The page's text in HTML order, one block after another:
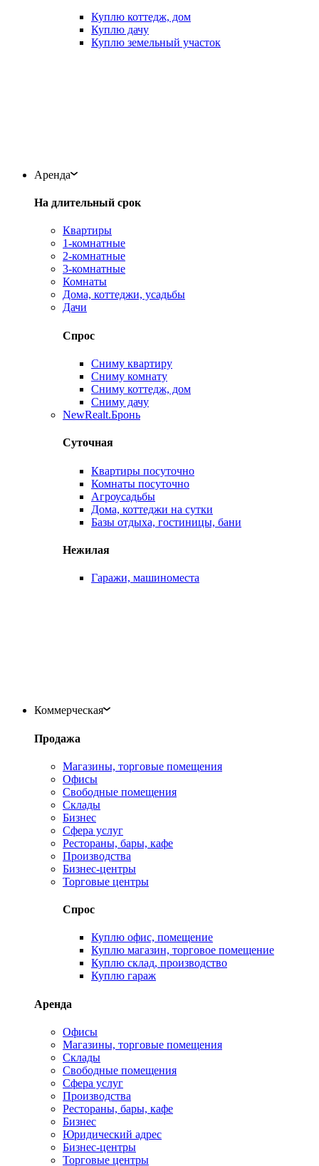
Куплю коттедж, дом
Куплю дачу
Куплю земельный участок
Аренда
На длительный срок
Квартиры
1-комнатные
2-комнатные
3-комнатные
Комнаты
Дома, коттеджи, усадьбы
Дачи
Спрос
Сниму квартиру
Сниму комнату
Сниму коттедж, дом
Сниму дачу
NewRealt.Бронь
Суточная
Квартиры посуточно
Комнаты посуточно
Агроусадьбы
Дома, коттеджи на сутки
Базы отдыха, гостиницы, бани
Нежилая
Гаражи, машиноместа
Коммерческая
Продажа
Магазины, торговые помещения
Офисы
Свободные помещения
Склады
Бизнес
Сфера услуг
Рестораны, бары, кафе
Производства
Бизнес-центры
Торговые центры
Спрос
Куплю офис, помещение
Куплю магазин, торговое помещение
Куплю склад, производство
Куплю гараж
Аренда
Офисы
Магазины, торговые помещения
Склады
Свободные помещения
Сфера услуг
Производства
Рестораны, бары, кафе
Бизнес
Юридический адрес
Бизнес-центры
Торговые центры